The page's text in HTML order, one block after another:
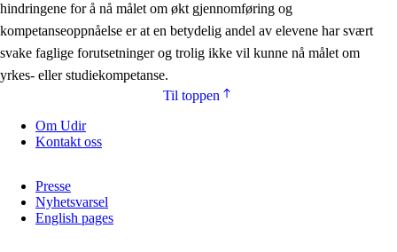
hindringene for å nå målet om økt gjennomføring og
kompetanseoppnåelse er at en betydelig andel av elevene har svært
svake faglige forutsetninger og trolig ikke vil kunne nå målet om
yrkes- eller studiekompetanse.
Til toppen
Om Udir
Kontakt oss
Presse
Nyhetsvarsel
English pages